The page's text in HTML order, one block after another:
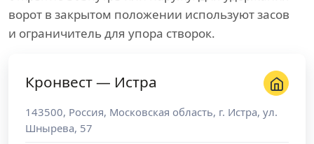
ворот в закрытом положении используют засов
и ограничитель для упора створок.
Кронвест — Истра
143500, Россия, Московская область, г. Истра, ул.
Шнырева, 57